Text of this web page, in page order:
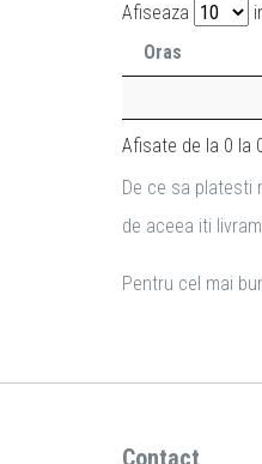
Afiseaza
Oras
Afisate de la 0 la
De ce sa platesti
de aceea iti
Pentru cel mai
Contact